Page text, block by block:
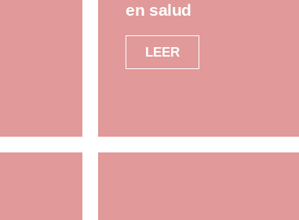
en salud
LEER